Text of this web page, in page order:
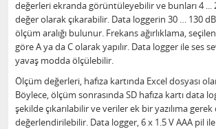
değerleri ekranda görüntüleyebilir ve bunları 4 ...
değer olarak çıkarabilir. Data loggerin 30 … 130
ölçüm aralığı bulunur. Frekans ağırlıklama,
göre A ya da C olarak yapılır. Data logger ile ses
yavaş modda ölçülebilir.
Ölçüm değerleri, hafıza kartında Excel dosyası
Böylece, ölçüm sonrasında SD hafıza kartı data
şekilde çıkarılabilir ve veriler ek bir yazılıma
değerlendirilebilir. Data logger, 6 x 1.5 V AAA pil ile